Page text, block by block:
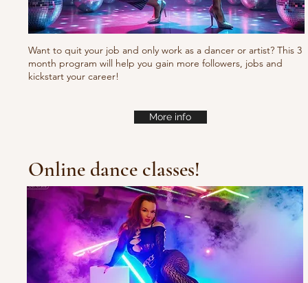
Want to quit your job and only work as a dancer or artist? This 3
month program will help you gain more followers, jobs and
kickstart your career!
More info
Online dance classes!